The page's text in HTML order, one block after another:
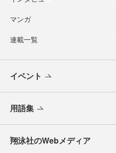
マンガ
連載一覧
イベント
用語集
翔泳社のWebメディア